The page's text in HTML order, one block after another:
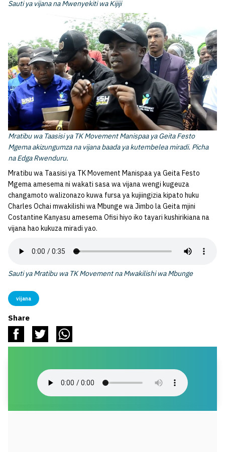
Sauti ya vijana na Mwenyekiti wa Kijiji
Mratibu wa Taasisi ya TK Movement Manispaa ya Geita Festo
Mgema akizungumza na vijana baada ya kutembelea miradi. Picha
na Edga Rwenduru.
Mratibu wa Taasisi ya TK Movement Manispaa ya Geita Festo
Mgema amesema ni wakati sasa wa vijana wengi kugeuza
changamoto walizonazo kuwa fursa ya kujiingizia kipato huku
Charles Ochai mwakilishi wa Mbunge wa Jimbo la Geita mjini
Costantine Kanyasu amesema Ofisi hiyo iko tayari kushirikiana na
vijana hao kukuza miradi yao.
Sauti ya Mratibu wa TK Movement na Mwakilishi wa Mbunge
vijana
Share